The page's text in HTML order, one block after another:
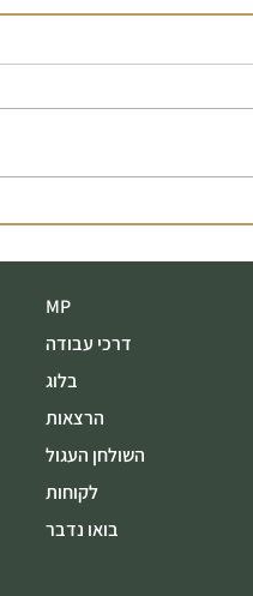
הוא חלק ממנו
MP
דרכי עבודה
בלוג
הרצאות
השולחן העגול
לקוחות
בואו נדבר